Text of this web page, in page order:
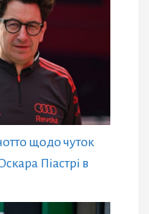
щодо чуток
Піастрі в